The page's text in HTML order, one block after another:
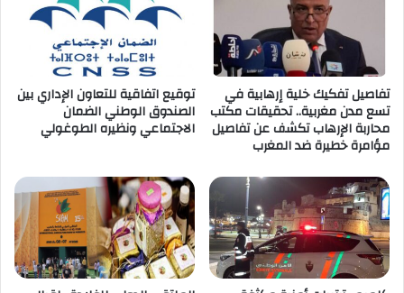
تفاصيل تفكيك خلية إرهابية في
تسع مدن مغربية.. تحقيقات مكتب
محاربة الإرهاب تكشف عن تفاصيل
مؤامرة خطيرة ضد المغرب
توقيع اتفاقية للتعاون الإداري بين
الصندوق الوطني الضمان
الاجتماعي ونظيره الطوغولي